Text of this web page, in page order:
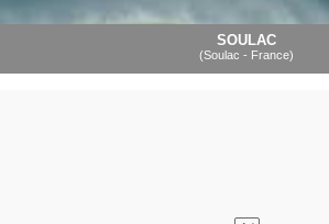
SOULAC
(Soulac - France)